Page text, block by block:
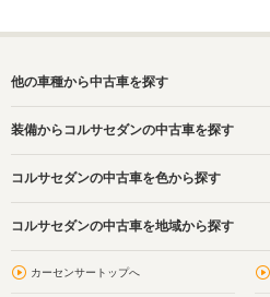
他の車種から中古車を探す
装備からコルサセダンの中古車を探す
コルサセダンの中古車を色から探す
コルサセダンの中古車を地域から探す
カーセンサートップへ